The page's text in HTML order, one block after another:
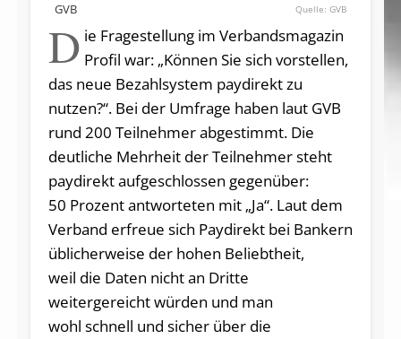
GVB
GVB
D ie Fragestellung im Verbandsmagazin
Profil war: „Können Sie sich vorstellen,
das neue Bezahlsystem paydirekt zu
nutzen?“. Bei der Umfrage haben laut GVB
rund 200 Teilnehmer abgestimmt. Die
deutliche Mehrheit der Teilnehmer steht
paydirekt aufgeschlossen gegenüber:
50 Prozent antworteten mit „Ja“. Laut dem
Verband erfreue sich Paydirekt bei Bankern
üblicherweise der hohen Beliebtheit,
weil die Daten nicht an Dritte
weitergereicht würden und man
wohl schnell und sicher über die